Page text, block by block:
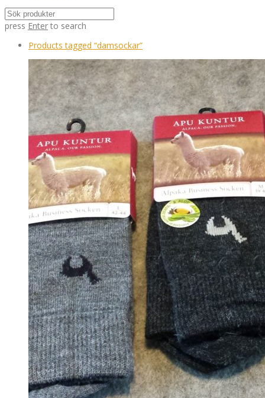
press Enter to search
Products tagged “damsockar”